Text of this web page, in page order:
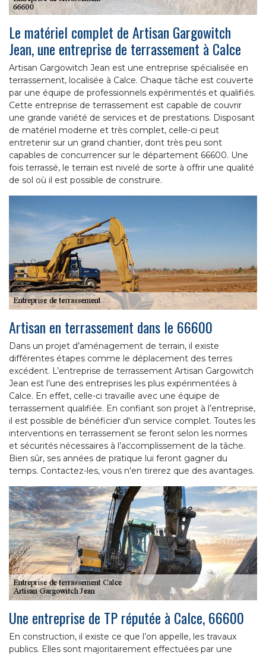
Le matériel complet de Artisan Gargowitch
Jean, une entreprise de terrassement à Calce
Artisan Gargowitch Jean est une entreprise spécialisée en
terrassement, localisée à Calce. Chaque tâche est couverte
par une équipe de professionnels expérimentés et qualifiés.
Cette entreprise de terrassement est capable de couvrir
une grande variété de services et de prestations. Disposant
de matériel moderne et très complet, celle-ci peut
entretenir sur un grand chantier, dont très peu sont
capables de concurrencer sur le département 66600. Une
fois terrassé, le terrain est nivelé de sorte à offrir une qualité
de sol où il est possible de construire.
Artisan en terrassement dans le 66600
Dans un projet d’aménagement de terrain, il existe
différentes étapes comme le déplacement des terres
excédent. L’entreprise de terrassement Artisan Gargowitch
Jean est l’une des entreprises les plus expérimentées à
Calce. En effet, celle-ci travaille avec une équipe de
terrassement qualifiée. En confiant son projet à l’entreprise,
il est possible de bénéficier d'un service complet. Toutes les
interventions en terrassement se feront selon les normes
et sécurités nécessaires à l’accomplissement de la tâche.
Bien sûr, ses années de pratique lui feront gagner du
temps. Contactez-les, vous n'en tirerez que des avantages.
Une entreprise de TP réputée à Calce, 66600
En construction, il existe ce que l’on appelle, les travaux
publics. Elles sont majoritairement effectuées par une